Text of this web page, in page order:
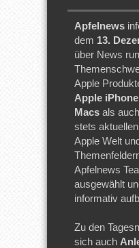
Apfelnews
dem 13.
über News
Apple
Apple iPhone
Macs als
stets
Apple Welt
Apfelnews
ausgewählt
informativ
Zu den
sich auch